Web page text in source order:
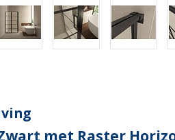
met Raster